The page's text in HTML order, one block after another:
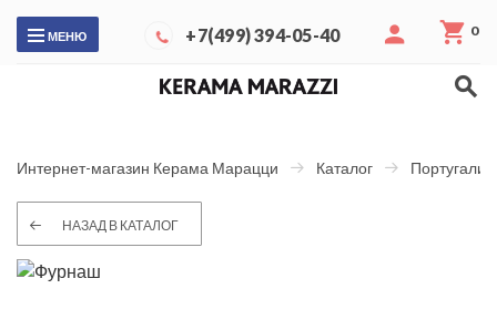
МЕНЮ +7(499) 394-05-40 0
Интернет-магазин Керама Марацци Каталог Португалия
НАЗАД В КАТАЛОГ